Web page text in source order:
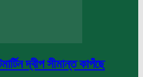
দ্বীপ সীমান্ত কাপঁছে